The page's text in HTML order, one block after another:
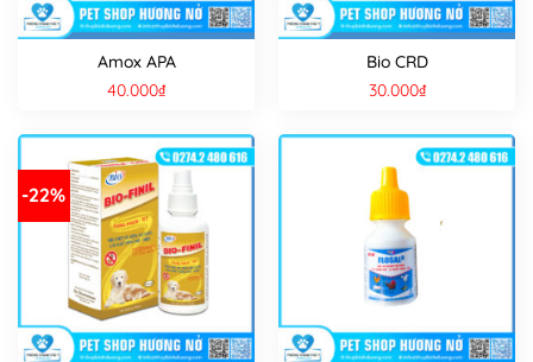
Amox APA
40.000₫
Bio CRD
30.000₫
-22%